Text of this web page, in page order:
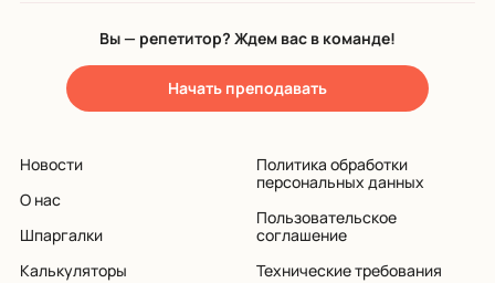
Вы — репетитор? Ждем вас в команде!
Начать преподавать
Новости
О нас
Шпаргалки
Калькуляторы
Политика обработки
персональных данных
Пользовательское
соглашение
Технические требования